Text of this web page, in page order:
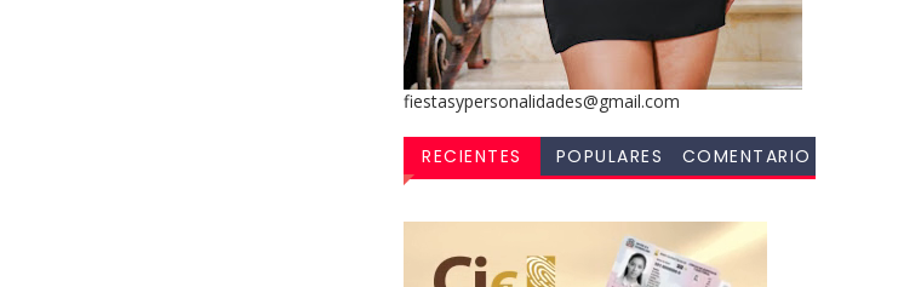
fiestasypersonalidades@gmail.com
RECIENTES POPULARES
COMENTARIO